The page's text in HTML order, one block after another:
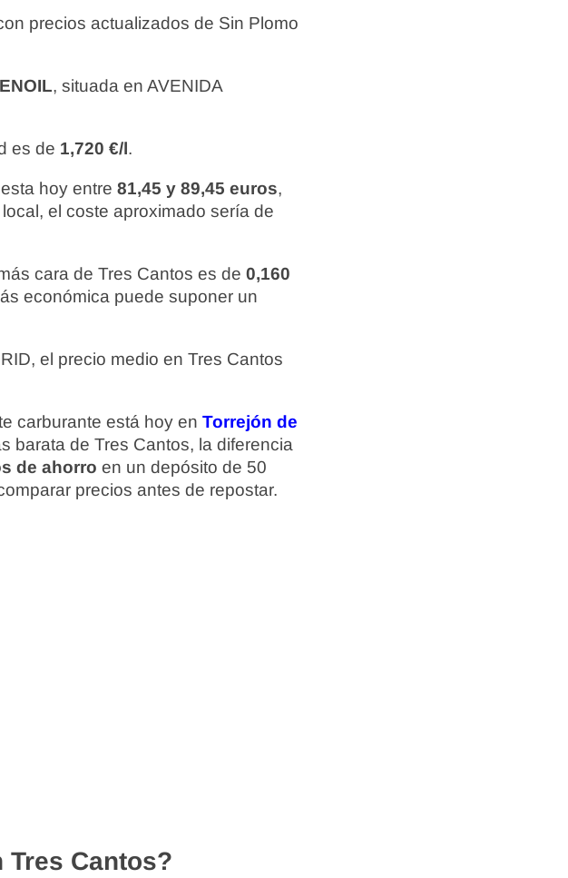
precios actualizados de Sin Plomo
, situada en AVENIDA
es de 1,720 €/l.
hoy entre 81,45 y 89,45 euros,
el coste aproximado sería de
cara de Tres Cantos es de 0,160
económica puede suponer un
el precio medio en Tres Cantos
carburante está hoy en Torrejón de
barata de Tres Cantos, la diferencia
de ahorro en un depósito de 50
precios antes de repostar.
Tres Cantos?